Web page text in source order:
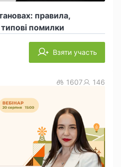
правила,
типові помилки
Взяти участь
1607 146